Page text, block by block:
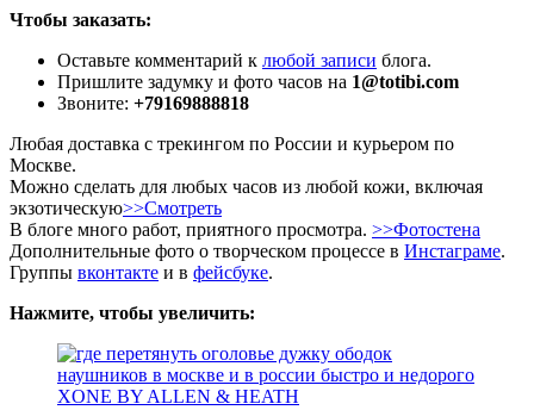
Чтобы заказать:
Оставьте комментарий к любой записи блога.
Пришлите задумку и фото часов на 1@totibi.com
Звоните: +79169888818
Любая доставка с трекингом по России и курьером по
Москве.
Можно сделать для любых часов из любой кожи, включая
экзотическую>>Смотреть
В блоге много работ, приятного просмотра. >>Фотостена
Дополнительные фото о творческом процессе в Инстаграме.
Группы вконтакте и в фейсбуке.
Нажмите, чтобы увеличить: